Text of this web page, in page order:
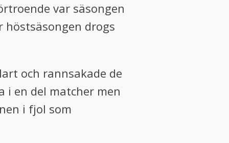
var säsongen
drogs
och rannsakade de
i en del matcher men
i fjol som